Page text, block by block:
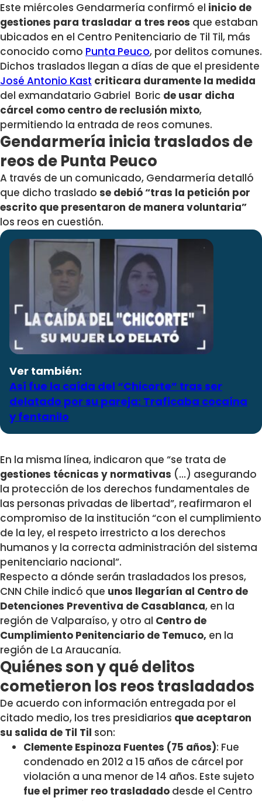
Este miércoles Gendarmería confirmó el inicio de
gestiones para trasladar a tres reos que estaban
ubicados en el Centro Penitenciario de Til Til, más
conocido como Punta Peuco, por delitos comunes.
Dichos traslados llegan a días de que el presidente
José Antonio Kast criticara duramente la medida
del exmandatario Gabriel Boric de usar dicha
cárcel como centro de reclusión mixto,
permitiendo la entrada de reos comunes.
Gendarmería inicia traslados de
reos de Punta Peuco
A través de un comunicado, Gendarmería detalló
que dicho traslado se debió “tras la petición por
escrito que presentaron de manera voluntaria”
los reos en cuestión.
Ver también:
Así fue la caída del “Chicorte” tras ser
delatado por su pareja: Traficaba cocaína
y fentanilo
En la misma línea, indicaron que “se trata de
gestiones técnicas y normativas (…) asegurando
la protección de los derechos fundamentales de
las personas privadas de libertad”, reafirmaron el
compromiso de la institución “con el cumplimiento
de la ley, el respeto irrestricto a los derechos
humanos y la correcta administración del sistema
penitenciario nacional”.
Respecto a dónde serán trasladados los presos,
CNN Chile indicó que unos llegarían al Centro de
Detenciones Preventiva de Casablanca, en la
región de Valparaíso, y otro al Centro de
Cumplimiento Penitenciario de Temuco, en la
región de La Araucanía.
Quiénes son y qué delitos
cometieron los reos trasladados
De acuerdo con información entregada por el
citado medio, los tres presidiarios que aceptaron
su salida de Til Til son:
Clemente Espinoza Fuentes (75 años): Fue
condenado en 2012 a 15 años de cárcel por
violación a una menor de 14 años. Este sujeto
fue el primer reo trasladado desde el Centro